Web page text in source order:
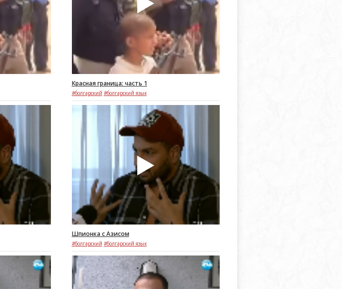
Красная граница: часть 1
#болгарский #болгарский язык
Шпионка с Азисом
#болгарский #болгарский язык